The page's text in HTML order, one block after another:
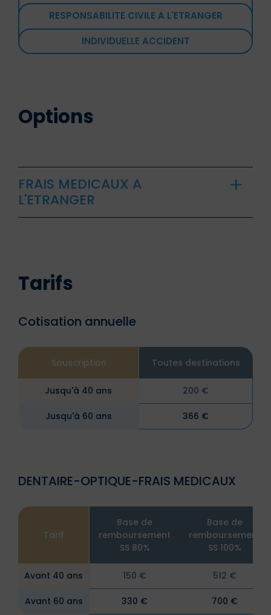
RESPONSABILITE CIVILE A L'ETRANGER
INDIVIDUELLE ACCIDENT
Options
FRAIS MEDICAUX A
L'ETRANGER
Tarifs
Cotisation annuelle
Souscription Toutes destinations
Jusqu'à 40 ans 200 €
Jusqu'à 60 ans 366 €
DENTAIRE-OPTIQUE-FRAIS MEDICAUX
Tarif
Base de
remboursement
SS 80%
Base de
remboursement
SS 100%
Avant 40 ans 150 € 512 €
Avant 60 ans 330 € 700 €